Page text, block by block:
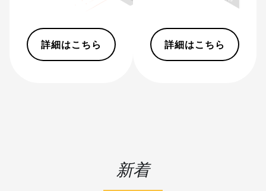
BITMAIN AntMiner S21e XP
Hyd (430Th)
BITMAIN AntMiner S21e XP
BITMAIN AntMiner S9i
詳細はこちら 詳細はこちら
新着